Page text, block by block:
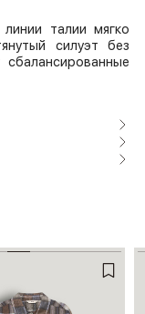
талии мягко
силуэт без